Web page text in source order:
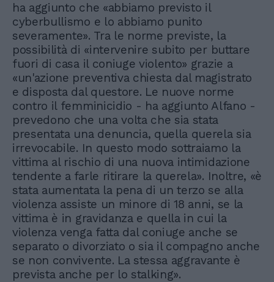
ha aggiunto che «abbiamo previsto il
cyberbullismo e lo abbiamo punito
severamente». Tra le norme previste, la
possibilità di «intervenire subito per buttare
fuori di casa il coniuge violento» grazie a
«un'azione preventiva chiesta dal magistrato
e disposta dal questore. Le nuove norme
contro il femminicidio - ha aggiunto Alfano -
prevedono che una volta che sia stata
presentata una denuncia, quella querela sia
irrevocabile. In questo modo sottraiamo la
vittima al rischio di una nuova intimidazione
tendente a farle ritirare la querela». Inoltre, «è
stata aumentata la pena di un terzo se alla
violenza assiste un minore di 18 anni, se la
vittima è in gravidanza e quella in cui la
violenza venga fatta dal coniuge anche se
separato o divorziato o sia il compagno anche
se non convivente. La stessa aggravante è
prevista anche per lo stalking».